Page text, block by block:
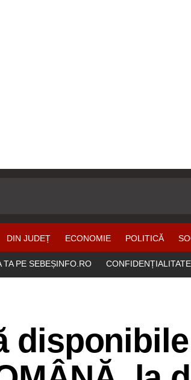
DIN JUDEȚ ECONOMIE POLITICĂ
TA PE SEBEȘINFO.RO